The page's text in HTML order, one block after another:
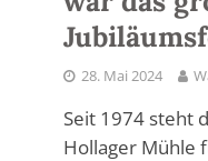
28. Mai 2024
Seit 1974 steht
Hollager Mühle